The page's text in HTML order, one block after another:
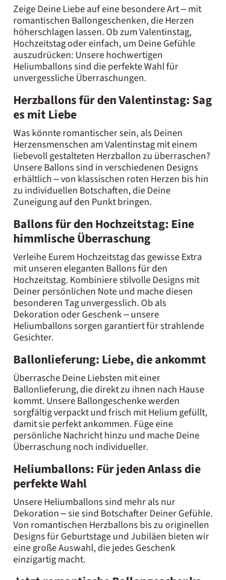
Zeige Deine Liebe auf eine besondere Art – mit
romantischen Ballongeschenken, die Herzen
höherschlagen lassen. Ob zum Valentinstag,
Hochzeitstag oder einfach, um Deine Gefühle
auszudrücken: Unsere hochwertigen
Heliumballons sind die perfekte Wahl für
unvergessliche Überraschungen.
Herzballons für den Valentinstag: Sag
es mit Liebe
Was könnte romantischer sein, als Deinen
Herzensmenschen am Valentinstag mit einem
liebevoll gestalteten Herzballon zu überraschen?
Unsere Ballons sind in verschiedenen Designs
erhältlich – von klassischen roten Herzen bis hin
zu individuellen Botschaften, die Deine
Zuneigung auf den Punkt bringen.
Ballons für den Hochzeitstag: Eine
himmlische Überraschung
Verleihe Eurem Hochzeitstag das gewisse Extra
mit unseren eleganten Ballons für den
Hochzeitstag. Kombiniere stilvolle Designs mit
Deiner persönlichen Note und mache diesen
besonderen Tag unvergesslich. Ob als
Dekoration oder Geschenk – unsere
Heliumballons sorgen garantiert für strahlende
Gesichter.
Ballonlieferung: Liebe, die ankommt
Überrasche Deine Liebsten mit einer
Ballonlieferung, die direkt zu ihnen nach Hause
kommt. Unsere Ballongeschenke werden
sorgfältig verpackt und frisch mit Helium gefüllt,
damit sie perfekt ankommen. Füge eine
persönliche Nachricht hinzu und mache Deine
Überraschung noch individueller.
Heliumballons: Für jeden Anlass die
perfekte Wahl
Unsere Heliumballons sind mehr als nur
Dekoration – sie sind Botschafter Deiner Gefühle.
Von romantischen Herzballons bis zu originellen
Designs für Geburtstage und Jubiläen bieten wir
eine große Auswahl, die jedes Geschenk
einzigartig macht.